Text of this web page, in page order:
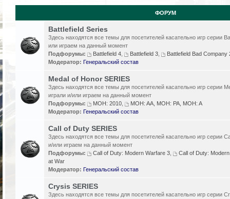
ФОРУМ
Battlefield Series
Здесь находятся все темы для посетителей касательно игр серии
или играем на данный момент
Подфорумы:
Battlefield 4 Battlefield 3
Battlefield Bad Company
Модератор: Генеральский состав
Medal of Honor SERIES
Здесь находятся все темы для посетителей касательно игр серии
играли и/или играем на данный момент
Подфорумы:
MOH: 2010
MOH: AA, MOH: PA, MOH: A
Модератор: Генеральский состав
Call of Duty SERIES
Здесь находятся все темы для посетителей касательно игр серии
и/или играем на данный момент
Подфорумы:
Call of Duty: Modern Warfare 3
Call of Duty:
at War
Модератор: Генеральский состав
Crysis SERIES
Здесь находятся все темы для посетителей касательно игр серии